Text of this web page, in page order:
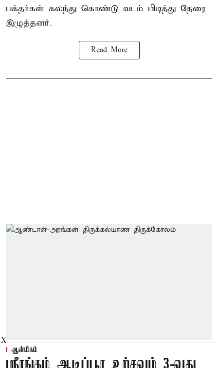
பக்தர்கள் கலந்து கொண்டு வடம் பிடித்து தேரை
இழுத்தனர்.
Read More
ஆன்மிகம்
X